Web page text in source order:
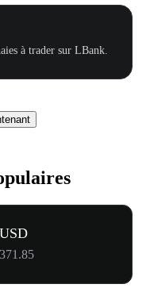
à trader sur LBank.